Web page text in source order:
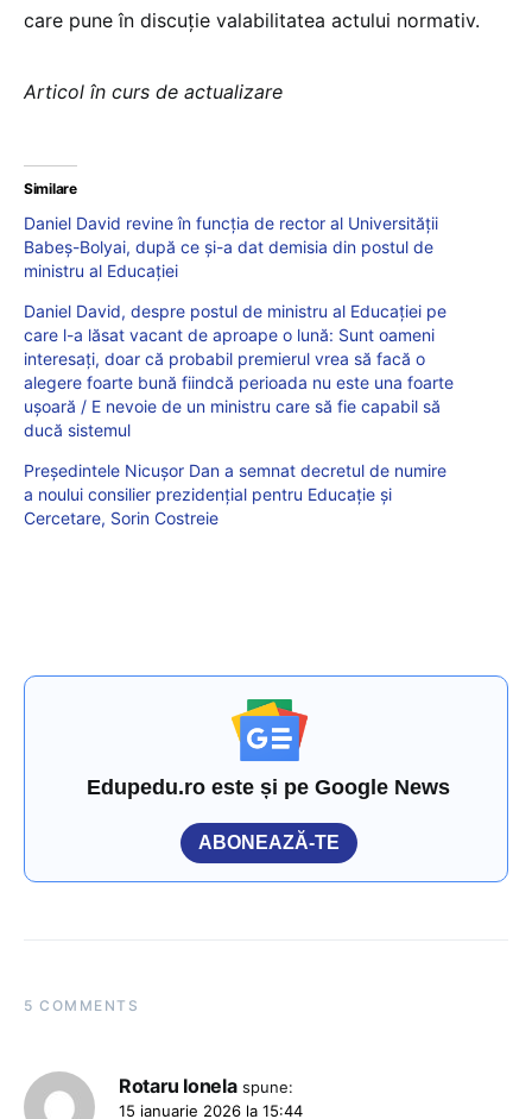
care pune în discuție valabilitatea actului normativ.
Articol în curs de actualizare
Similare
Daniel David revine în funcția de rector al Universității
Babeș-Bolyai, după ce și-a dat demisia din postul de
ministru al Educației
Daniel David, despre postul de ministru al Educației pe
care l-a lăsat vacant de aproape o lună: Sunt oameni
interesați, doar că probabil premierul vrea să facă o
alegere foarte bună fiindcă perioada nu este una foarte
ușoară / E nevoie de un ministru care să fie capabil să
ducă sistemul
Președintele Nicușor Dan a semnat decretul de numire
a noului consilier prezidențial pentru Educație și
Cercetare, Sorin Costreie
Edupedu.ro este și pe Google News
ABONEAZĂ-TE
5 COMMENTS
Rotaru Ionela spune:
15 ianuarie 2026 la 15:44